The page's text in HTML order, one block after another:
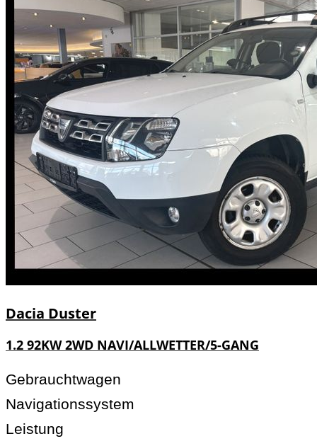
Dacia Duster
1.2 92KW 2WD NAVI/ALLWETTER/5-GANG
Gebrauchtwagen
Navigationssystem
Leistung